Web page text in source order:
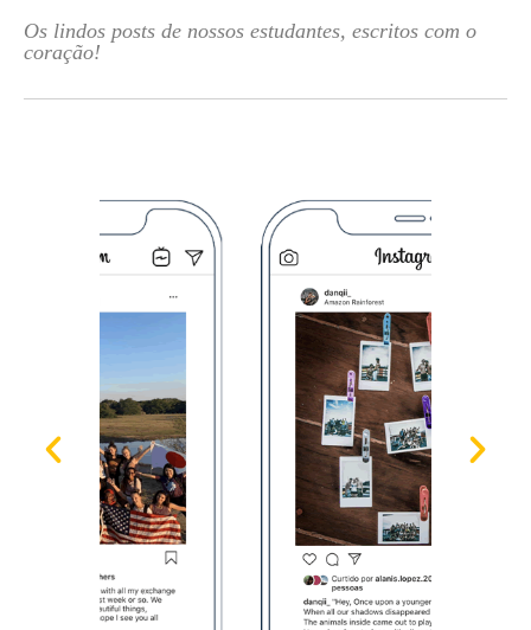
Os lindos posts de nossos estudantes, escritos com o
coração!